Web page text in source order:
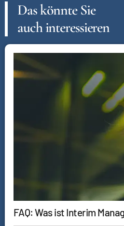
Das könnte Sie
auch interessieren
FAQ: Was ist Interim